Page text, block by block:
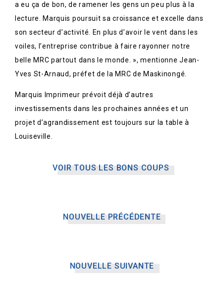
a eu ça de bon, de ramener les gens un peu plus à la
lecture. Marquis poursuit sa croissance et excelle dans
son secteur d’activité. En plus d’avoir le vent dans les
voiles, l’entreprise contribue à faire rayonner notre
belle MRC partout dans le monde. », mentionne Jean-
Yves St-Arnaud, préfet de la MRC de Maskinongé.
Marquis Imprimeur prévoit déjà d’autres
investissements dans les prochaines années et un
projet d’agrandissement est toujours sur la table à
Louiseville.
VOIR TOUS LES BONS COUPS
NOUVELLE PRÉCÉDENTE
NOUVELLE SUIVANTE